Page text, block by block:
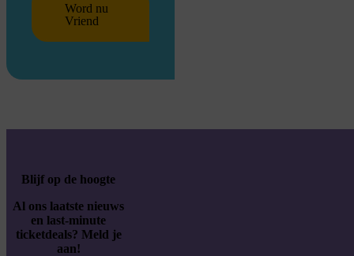
Word nu
Vriend
Blijf op de hoogte
Al ons laatste nieuws
en last-minute
ticketdeals? Meld je
aan!